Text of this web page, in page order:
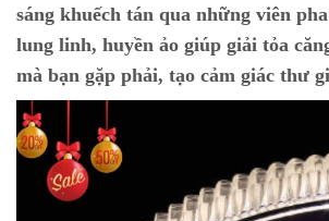
sáng khuếch tán qua những viên
lung linh, huyền ảo giúp giải tỏa
mà bạn gặp phải, tạo cảm giác thư